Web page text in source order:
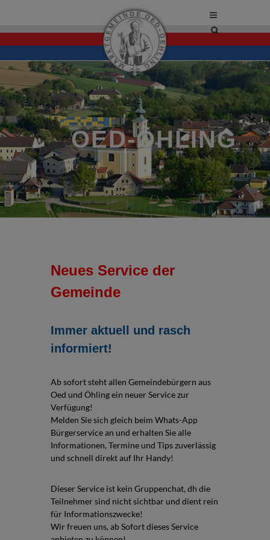
Site
OED-ÖHLING
Neues Service der
Gemeinde
Immer aktuell und rasch
informiert!
Ab sofort steht allen Gemeindebürgern aus
Oed und Öhling ein neuer Service zur
Verfügung!
Melden Sie sich gleich beim Whats-App
Bürgerservice an und erhalten Sie alle
Informationen, Termine und Tips zuverlässig
und schnell direkt auf Ihr Handy!
Dieser Service ist kein Gruppenchat, dh die
Teilnehmer sind nicht sichtbar und dient rein
für Informationszwecke!
Wir freuen uns, ab Sofort dieses Service